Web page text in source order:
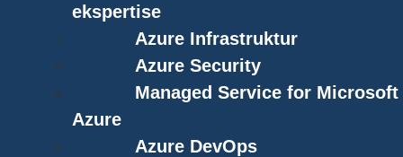
ekspertise
Azure Infrastruktur
Azure Security
Managed Service for Microsoft
Azure
Azure DevOps